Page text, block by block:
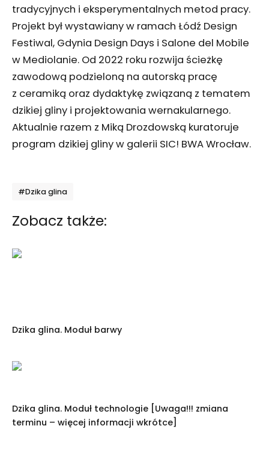
tradycyjnych i eksperymentalnych metod pracy.
Projekt był wystawiany w ramach Łódź Design
Festiwal, Gdynia Design Days i Salone del Mobile
w Mediolanie. Od 2022 roku rozwija ścieżkę
zawodową podzieloną na autorską pracę
z ceramiką oraz dydaktykę związaną z tematem
dzikiej gliny i projektowania wernakularnego.
Aktualnie razem z Miką Drozdowską kuratoruje
program dzikiej gliny w galerii SIC! BWA Wrocław.
#Dzika glina
Zobacz także:
Dzika glina. Moduł barwy
Dzika glina. Moduł technologie [Uwaga!!! zmiana
terminu – więcej informacji wkrótce]